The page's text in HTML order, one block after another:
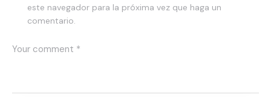
este navegador para la próxima vez que haga un
comentario.